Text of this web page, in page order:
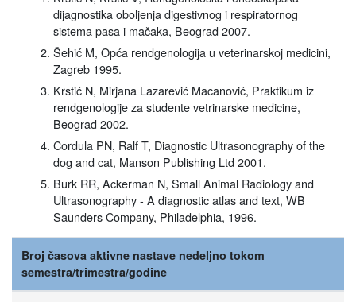
dijagnostika oboljenja digestivnog i respiratornog
sistema pasa i mačaka, Beograd 2007.
Šehić M, Opća rendgenologija u veterinarskoj medicini,
Zagreb 1995.
Krstić N, Mirjana Lazarević Macanović, Praktikum iz
rendgenologije za studente vetrinarske medicine,
Beograd 2002.
Cordula PN, Ralf T, Diagnostic Ultrasonography of the
dog and cat, Manson Publishing Ltd 2001.
Burk RR, Ackerman N, Small Animal Radiology and
Ultrasonography - A diagnostic atlas and text, WB
Saunders Company, Philadelphia, 1996.
Broj časova aktivne nastave nedeljno tokom
semestra/trimestra/godine